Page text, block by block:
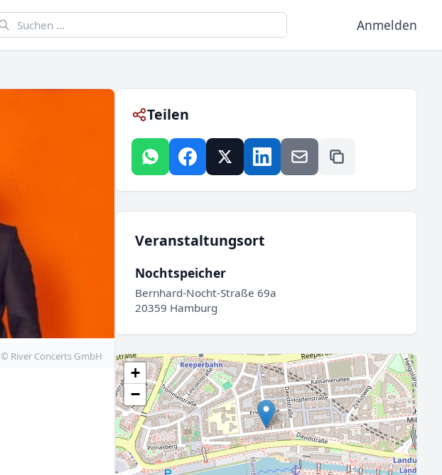
Anmelden
© River Concerts GmbH
Teilen
Veranstaltungsort
Nochtspeicher
Bernhard-Nocht-Straße 69a
20359 Hamburg
+
−